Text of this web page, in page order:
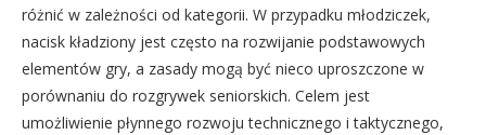
różnić w zależności od kategorii. W przypadku młodziczek,
nacisk kładziony jest często na rozwijanie podstawowych
elementów gry, a zasady mogą być nieco uproszczone w
porównaniu do rozgrywek seniorskich. Celem jest
umożliwienie płynnego rozwoju technicznego i taktycznego,